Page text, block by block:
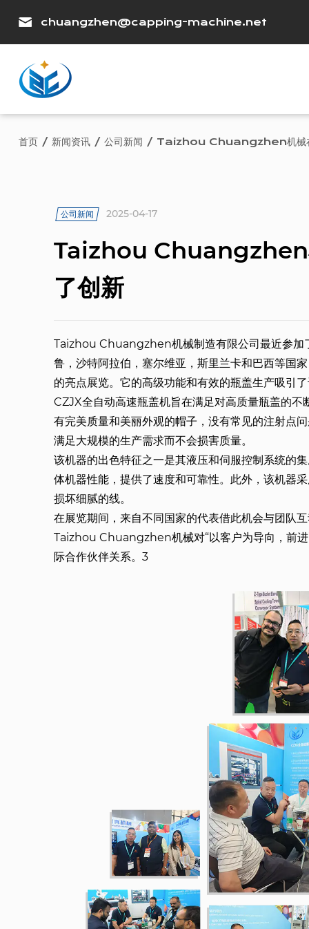
chuangzhen@capping-machine.net
首页 / 新闻资讯 / 公司新闻 / Taizhou Chuangzhen机械在
公司新闻 2025-04-17
Taizhou Chuangzhen
了创新
Taizhou Chuangzhen机械制造有限公司最近参加
鲁，沙特阿拉伯，塞尔维亚，斯里兰卡和巴西等国
的亮点展览。它的高级功能和有效的瓶盖生产吸引
CZJX全自动高速瓶盖机旨在满足对高质量瓶盖的
有完美质量和美丽外观的帽子，没有常见的注射点
满足大规模的生产需求而不会损害质量。
该机器的出色特征之一是其液压和伺服控制系统的
体机器性能，提供了速度和可靠性。此外，该机器
损坏细腻的线。
在展览期间，来自不同国家的代表借此机会与团队
Taizhou Chuangzhen机械对“以客户为导向，前
际合作伙伴关系。3